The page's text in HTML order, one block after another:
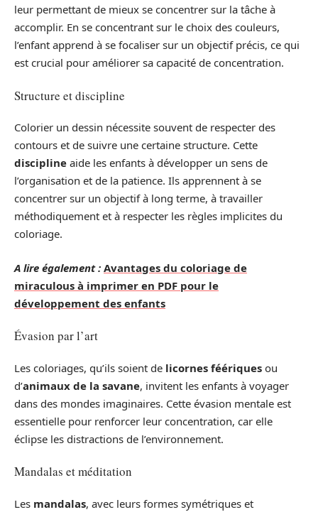
leur permettant de mieux se concentrer sur la tâche à
accomplir. En se concentrant sur le choix des couleurs,
l’enfant apprend à se focaliser sur un objectif précis, ce qui
est crucial pour améliorer sa capacité de concentration.
Structure et discipline
Colorier un dessin nécessite souvent de respecter des
contours et de suivre une certaine structure. Cette
discipline aide les enfants à développer un sens de
l’organisation et de la patience. Ils apprennent à se
concentrer sur un objectif à long terme, à travailler
méthodiquement et à respecter les règles implicites du
coloriage.
A lire également : Avantages du coloriage de
miraculous à imprimer en PDF pour le
développement des enfants
Évasion par l’art
Les coloriages, qu’ils soient de licornes féériques ou
d’animaux de la savane, invitent les enfants à voyager
dans des mondes imaginaires. Cette évasion mentale est
essentielle pour renforcer leur concentration, car elle
éclipse les distractions de l’environnement.
Mandalas et méditation
Les mandalas, avec leurs formes symétriques et